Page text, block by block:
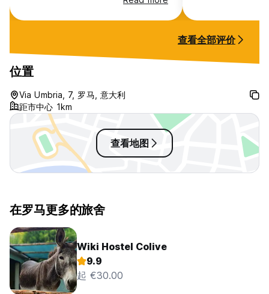
booked the Vatican Museums.it is
very good location for arrive all
have chance to visit the Rome
city.
查看全部评价
位置
Via Umbria, 7, 罗马, 意大利
距市中心 1km
查看地图
在罗马更多的旅舍
Wiki Hostel Colive
9.9
起 €30.00